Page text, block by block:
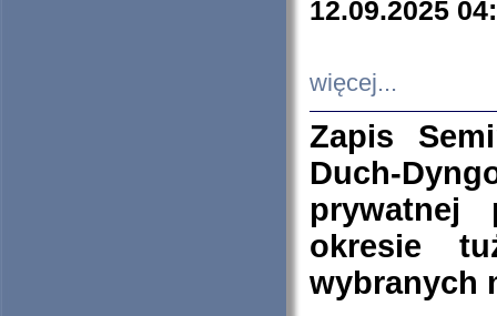
12.09.2025
więcej...
Zapis
Duch-
prywatnej
okresie
wybranych